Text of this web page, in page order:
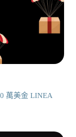
萬美金 LINEA